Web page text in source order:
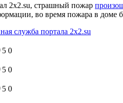
2x2.su, страшный пожар
во время пожара в доме
служба портала 2x2.su
5 0
5 0
5 0